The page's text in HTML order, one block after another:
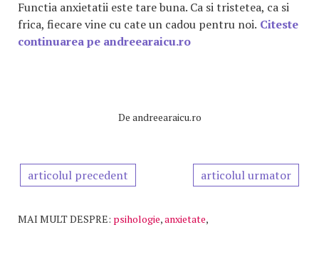
Functia anxietatii este tare buna. Ca si tristetea, ca si
frica, fiecare vine cu cate un cadou pentru noi. Citeste
continuarea pe andreearaicu.ro
De andreearaicu.ro
articolul precedent articolul urmator
MAI MULT DESPRE: psihologie,anxietate,